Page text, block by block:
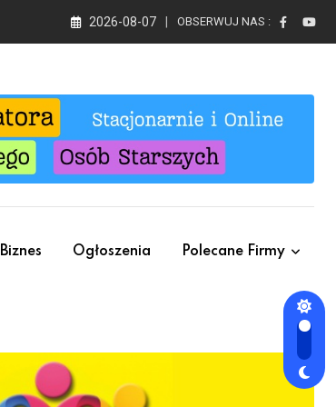
2026-08-07 OBSERWUJ NAS :
Biznes Ogłoszenia Polecane Firmy